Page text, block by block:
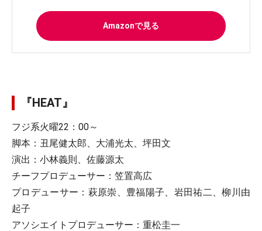
Amazonで見る
『HEAT』
フジ系火曜22：00～
脚本：丑尾健太郎、大浦光太、坪田文
演出：小林義則、佐藤源太
チーフプロデューサー：笠置高広
プロデューサー：萩原崇、豊福陽子、岩田祐二、柳川由
起子
アソシエイトプロデューサー：重松圭一